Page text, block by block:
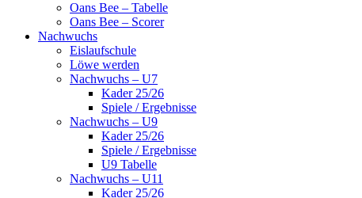
Oans Bee – Tabelle
Oans Bee – Scorer
Nachwuchs
Eislaufschule
Löwe werden
Nachwuchs – U7
Kader 25/26
Spiele / Ergebnisse
Nachwuchs – U9
Kader 25/26
Spiele / Ergebnisse
U9 Tabelle
Nachwuchs – U11
Kader 25/26